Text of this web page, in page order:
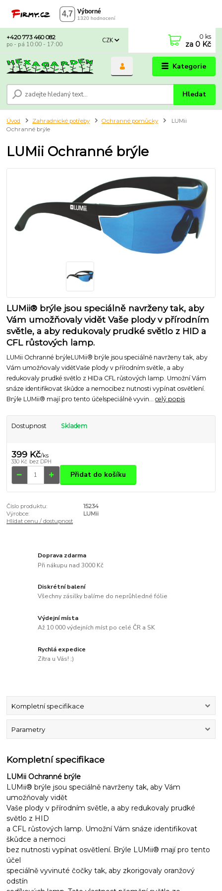
Kategorie
CZK
Hledat
+420 773 460 082
po - pá 10:00 - 17:00
0 ks
za 0 Kč
Úvod Zahradnické potřeby Ochranné pomůcky
LUMii
Ochranné brýle
LUMii Ochranné brýle
LUMii® brýle jsou speciálně navrženy tak, aby
Vám umožňovaly vidět Vaše plody v přírodním
světle, a aby redukovaly prudké světlo z HID a
CFL růstových lamp.
LUMii Ochranné brýleLUMii® brýle jsou speciálně navrženy tak, aby
Vám umožňovaly vidětVaše plody v přírodním světle, a aby
redukovaly prudké světlo z HIDa CFL růstových lamp. Umožní Vám
snáze identifikovat škůdce a nemocibez nutnosti vypínat osvětlení.
Brýle LUMii® mají pro tento účelspeciálně vyvin...celý popis
Dostupnost Skladem
399 Kč/ks
330 Kč bez DPH
Přidat do košíku
Číslo produktu:
15234
Výrobce:
LUMii
Hlídat cenu / dostupnost
Doprava zdarma
Při nákupu nad 3000 Kč
Diskrétní balení
Všechny zásilky balíme do neprůhledné fólie
Výdejní místa
Až 10 000 výdejních míst po celé ČR a SK
Rychlá expedice
Zítra u Vás! ;)
Kompletní specifikace
Parametry
Kompletní specifikace
LUMii Ochranné brýle
LUMii® brýle jsou speciálně navrženy tak, aby Vám
umožňovaly vidět
Vaše plody v přírodním světle, a aby redukovaly prudké
světlo z HID
a CFL růstových lamp. Umožní Vám snáze identifikovat
škůdce a nemoci
bez nutnosti vypínat osvětlení. Brýle LUMii® mají pro tento
účel
speciálně vyvinuté čočky tak, aby zkorigovaly oranžový
odstín